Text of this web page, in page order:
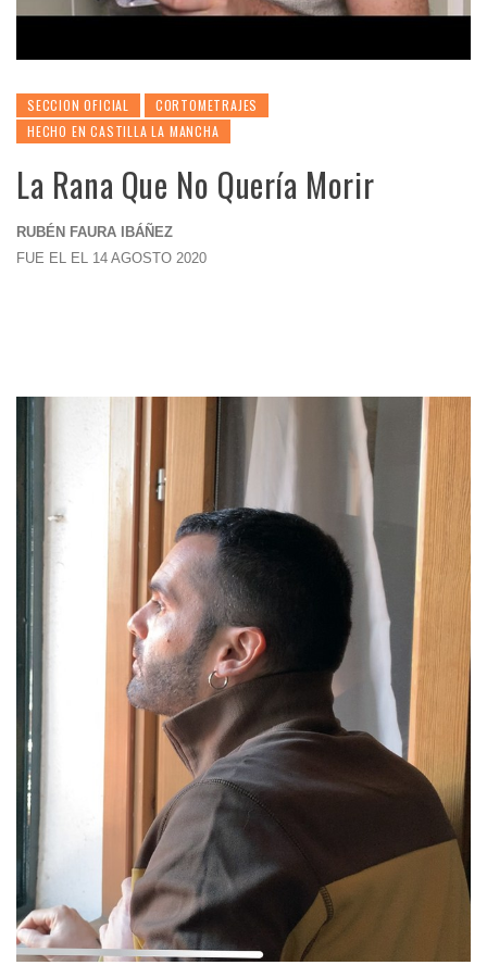
SECCION OFICIAL
CORTOMETRAJES
HECHO EN CASTILLA LA MANCHA
La Rana Que No Quería Morir
RUBÉN FAURA IBÁÑEZ
FUE EL EL 14 AGOSTO 2020